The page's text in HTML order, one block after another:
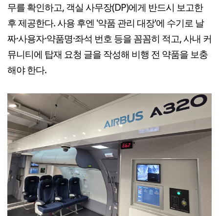
무를 확인하고, 객실 사무장(DP)에게 반드시 보고한
후 제공한다. 사용 후엔 '약품 관리 대장'에 수기로 날
짜·사용자·약품명·좌석 번호 등을 꼼꼼히 적고, 사내 커
뮤니티에 탑재 요청 글을 작성해 비행 전 약품을 보충
해야 한다.